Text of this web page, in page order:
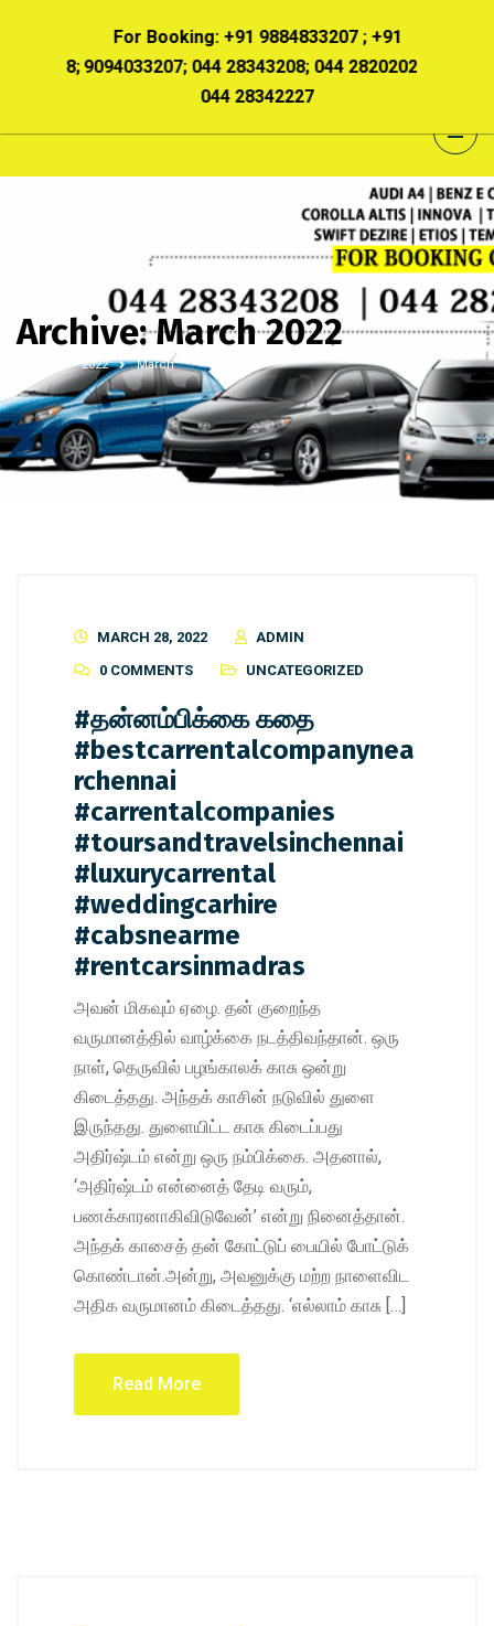
Archive: March 2022
2022 March
MARCH 28, 2022
ADMIN
0 COMMENTS
UNCATEGORIZED
#தன்னம்பிக்கை கதை
#bestcarrentalcompanynea
rchennai
#carrentalcompanies
#toursandtravelsinchennai
#luxurycarrental
#weddingcarhire
#cabsnearme
#rentcarsinmadras
அவன் மிகவும் ஏழை. தன் குறைந்த
வருமானத்தில் வாழ்க்கை நடத்திவந்தான். ஒரு
நாள், தெருவில் பழங்காலக் காசு ஒன்று
கிடைத்தது. அந்தக் காசின் நடுவில் துளை
இருந்தது. துளையிட்ட காசு கிடைப்பது
அதிர்ஷ்டம் என்று ஒரு நம்பிக்கை. அதனால்,
‘அதிர்ஷ்டம் என்னைத் தேடி வரும்,
பணக்காரனாகிவிடுவேன்’ என்று நினைத்தான்.
அந்தக் காசைத் தன் கோட்டுப் பையில் போட்டுக்
கொண்டான்.அன்று, அவனுக்கு மற்ற நாளைவிட
அதிக வருமானம் கிடைத்தது. ‘எல்லாம் காசு […]
Read More
For Booking: +91 9884833207 ; +91
9094033207; 044 28343208; 044 28202028;
044 28342227